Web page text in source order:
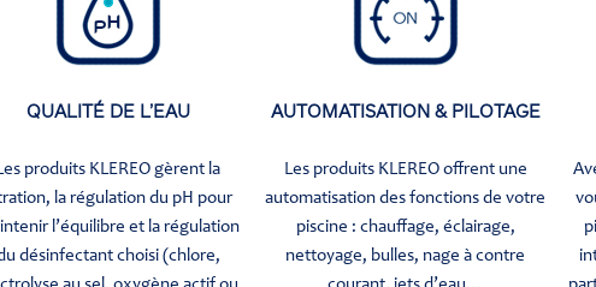
QUALITÉ DE L’EAU
produits KLEREO gèrent la
la régulation du pH pour
l’équilibre et la régulation
désinfectant choisi (chlore,
AUTOMATISATION & PILOTAGE
Les produits KLEREO offrent une
automatisation des fonctions de votre
piscine : chauffage, éclairage,
nettoyage, bulles, nage à contre